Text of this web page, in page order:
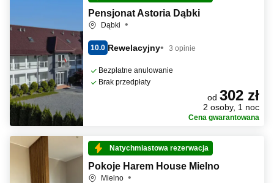
Pensjonat Astoria Dąbki
Dąbki
10.0 Rewelacyjny 3 opinie
Bezpłatne anulowanie
Brak przedpłaty
od 302 zł
2 osoby, 1 noc
Cena gwarantowana
Natychmiastowa rezerwacja
Pokoje Harem House Mielno
Mielno